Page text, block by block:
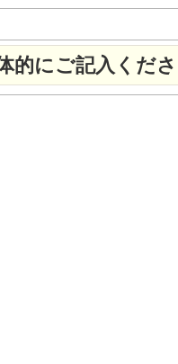
的にご記入くださ
ンダー